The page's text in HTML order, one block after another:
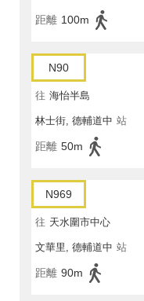
距離 100m
N90
往 海怡半島
林士街, 德輔道中 站
距離 50m
N969
往 天水圍市中心
文華里, 德輔道中 站
距離 90m